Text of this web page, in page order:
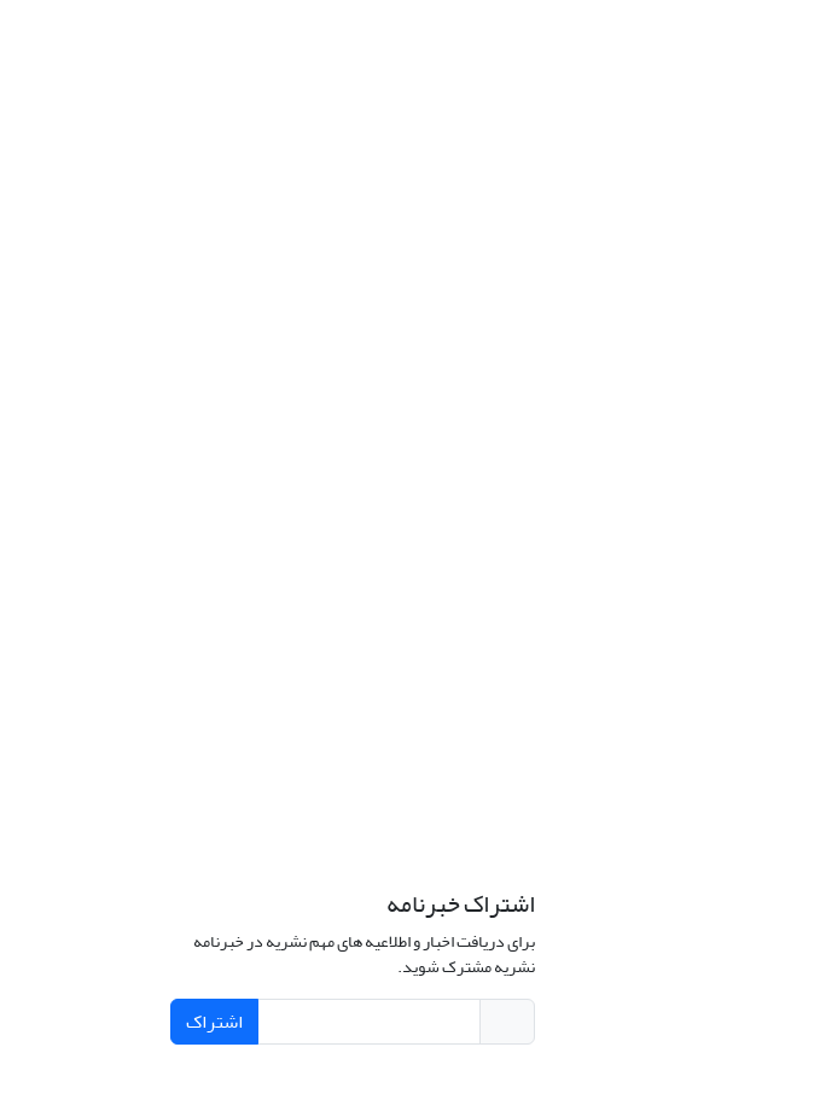
اشتراک خبرنامه
برای دریافت اخبار و اطلاعیه های مهم نشریه در خبرنامه
نشریه مشترک شوید.
اشتراک